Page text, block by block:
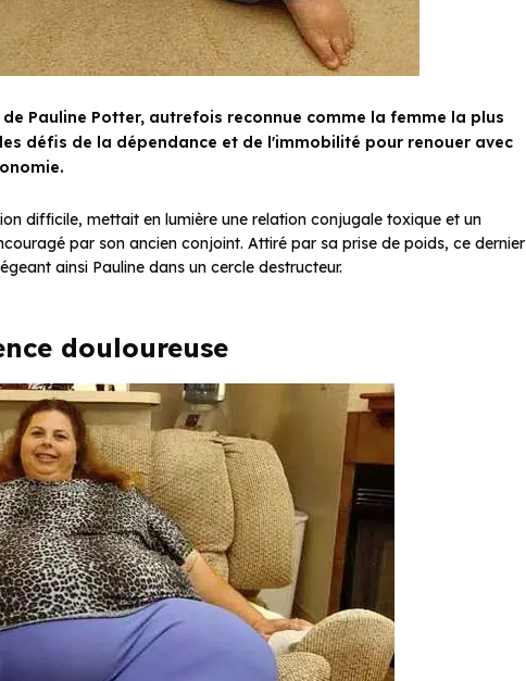
Pauline Potter, autrefois reconnue comme la femme la plus
défis de la dépendance et de l'immobilité pour renouer avec
difficile, mettait en lumière une relation conjugale toxique et un
par son ancien conjoint. Attiré par sa prise de poids, ce dernier
ainsi Pauline dans un cercle destructeur.
douloureuse